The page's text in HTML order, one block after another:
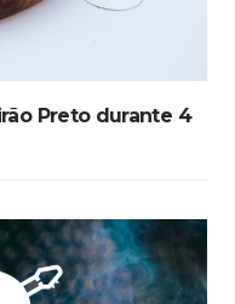
Preto durante 4